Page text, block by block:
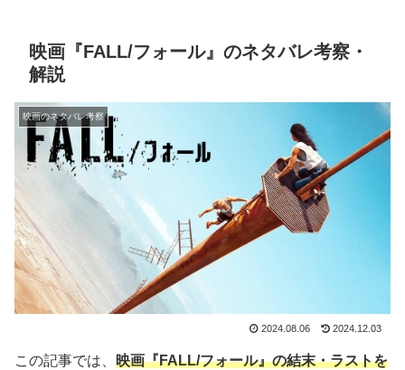
映画『FALL/フォール』のネタバレ考察・
解説
映画のネタバレ考察
2024.08.06 2024.12.03
この記事では、 映画『FALL/フォール』の結末・ラストを